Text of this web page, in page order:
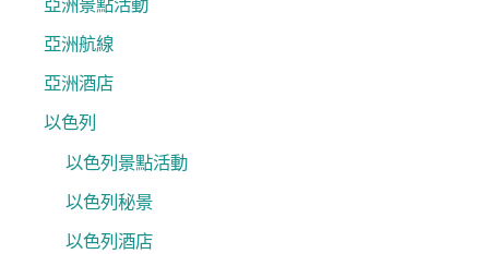
亞洲景點活動
亞洲航線
亞洲酒店
以色列
以色列景點活動
以色列秘景
以色列酒店